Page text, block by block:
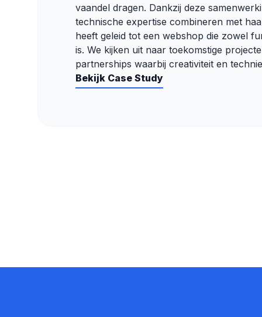
vaandel dragen. Dankzij deze
technische expertise combineren met
heeft geleid tot een webshop die zowel
is. We kijken uit naar toekomstige
partnerships waarbij creativiteit en
Bekijk Case Study